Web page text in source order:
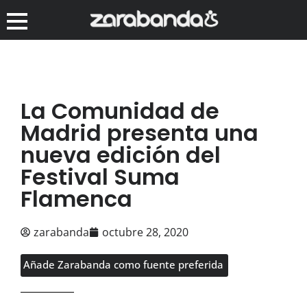
La Comunidad de
Madrid presenta una
nueva edición del
Festival Suma
Flamenca
zarabanda octubre 28, 2020
Añade Zarabanda como fuente preferida